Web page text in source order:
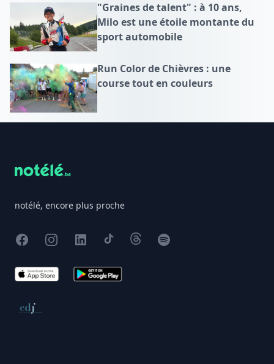
"Graines de talent" : à 10 ans,
Milo est une étoile montante du
sport automobile
Run Color de Chièvres : une
course tout en couleurs
notélé, encore plus proche
FacebookInstagram
X TikTokThreadsSpotify
App Store Google Play
Conseil de déontologie journalistique